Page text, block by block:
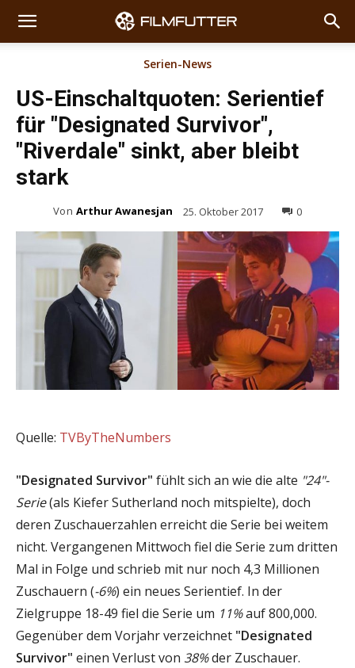
Serien-News
US-Einschaltquoten: Serientief
für "Designated Survivor",
"Riverdale" sinkt, aber bleibt
stark
Von Arthur Awanesjan 25. Oktober 2017 0
Quelle: TVByTheNumbers
"Designated Survivor" fühlt sich an wie die alte "24"-
Serie(als Kiefer Sutherland noch mitspielte), doch
deren Zuschauerzahlen erreicht die Serie bei weitem
nicht. Vergangenen Mittwoch fiel die Serie zum dritten
Mal in Folge und schrieb mit nur noch 4,3 Millionen
Zuschauern (-6%) ein neues Serientief. In der
Zielgruppe 18-49 fiel die Serie um 11%auf 800,000.
Gegenüber dem Vorjahr verzeichnet "Designated
Survivor" einen Verlust von 38%der Zuschauer.